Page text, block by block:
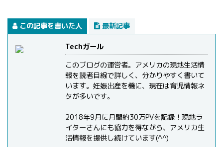
この記事を書いた人 最新記事
Techガール
このブログの運営者。アメリカの現地生活情
報を読者目線で詳しく、分かりやすく書いて
います。妊娠出産を機に、現在は育児情報ネ
タが多いです。
2018年9月に月間約30万PVを記録！現地ラ
イターさんにも協力を得ながら、アメリカ生
活情報を提供し続けています(^^)